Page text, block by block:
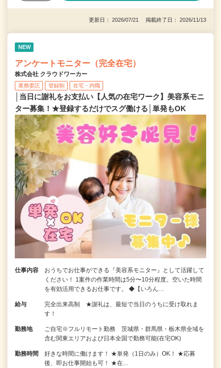
更新日： 2026/07/21 掲載終了日： 2026/11/13
NEW
アンケートモニター（完全在宅）
株式会社 クラウドワーカー
業務委託 登録制 在宅・内職
│当日に謝礼をお支払い【人気の在宅ワーク】美容系モニ
ター募集！★登録するだけでスグ働ける│単発もOK
仕事内容
おうちでお仕事ができる『美容系モニター』として活躍して
ください！ 1案件の作業時間は5分〜10分程度。空いた時間
を有効活用できるお仕事です。 ◆【いろん…
給与
完全出来高制 ★謝礼は、最短で当日のうちに受け取れま
す！
勤務地
ご自宅※フルリモート勤務 茨城県・群馬県・栃木県全域を
含む関東エリアおよび日本全国で勤務可能(在宅OK)
勤務時間
好きな時間に働けます！ ★単発（1日のみ）OK！ ★応募
後、即お仕事開始も可！ ★在…